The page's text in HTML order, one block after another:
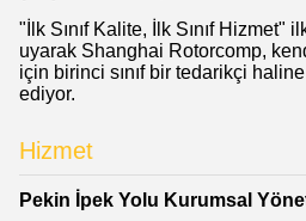
"İlk Sınıf Kalite, İlk Sınıf Hizmet"
uyarak Shanghai Rotorcomp,
için birinci sınıf bir tedarikçi
ediyor.
Hizmet
Pekin İpek Yolu Kurumsal